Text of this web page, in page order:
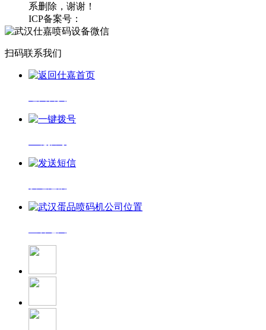
系删除，谢谢！
ICP备案号：
扫码联系我们